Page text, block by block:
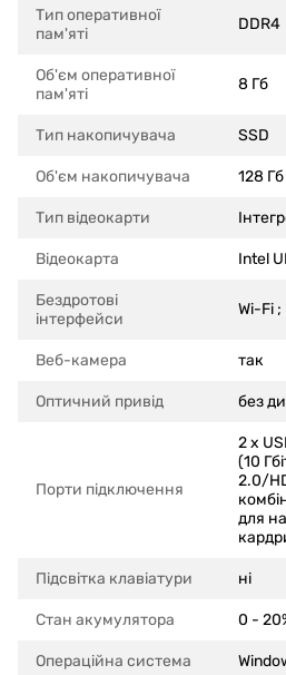
Тип оперативної
пам'яті
DDR4
Об'єм оперативної
пам'яті
8 Гб
Тип накопичувача SSD
Об'єм накопичувача 128 Гб
Тип відеокарти
Відеокарта Intel
Бездротові
інтерфейси
Wi-Fi
Веб-камера так
Оптичний привід без
Порти підключення
2 x
(10
2.0/
для
Підсвітка клавіатури ні
Стан акумулятора 0 -
Операційна система